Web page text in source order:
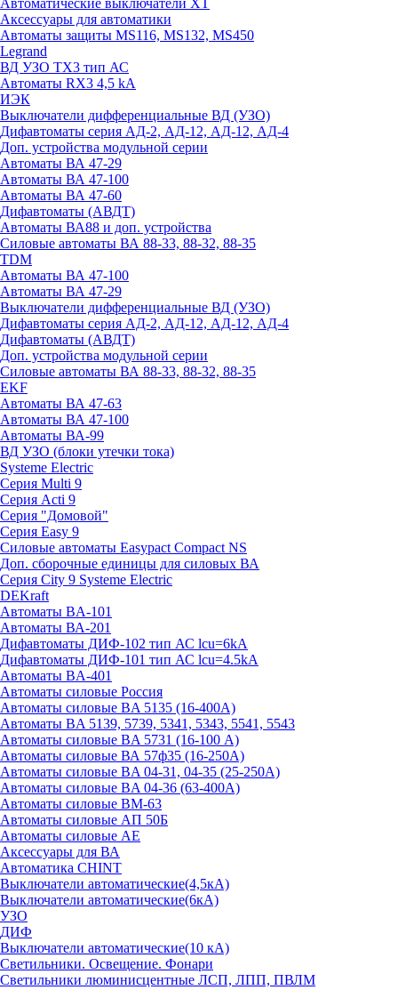
Автоматические выключатели XT
Аксессуары для автоматики
Автоматы защиты MS116, MS132, MS450
Legrand
ВД УЗО TX3 тип АС
Автоматы RX3 4,5 kA
ИЭК
Выключатели дифференциальные ВД (УЗО)
Дифавтоматы серия АД-2, АД-12, АД-12, АД-4
Доп. устройства модульной серии
Автоматы ВА 47-29
Автоматы ВА 47-100
Автоматы ВА 47-60
Дифавтоматы (АВДТ)
Автоматы ВА88 и доп. устройства
Силовые автоматы ВА 88-33, 88-32, 88-35
TDM
Автоматы ВА 47-100
Автоматы ВА 47-29
Выключатели дифференциальные ВД (УЗО)
Дифавтоматы серия АД-2, АД-12, АД-12, АД-4
Дифавтоматы (АВДТ)
Доп. устройства модульной серии
Силовые автоматы ВА 88-33, 88-32, 88-35
EKF
Автоматы ВА 47-63
Автоматы ВА 47-100
Автоматы ВА-99
ВД УЗО (блоки утечки тока)
Systeme Electric
Серия Multi 9
Серия Acti 9
Серия "Домовой"
Серия Easy 9
Силовые автоматы Easypact Compact NS
Доп. сборочные единицы для силовых ВА
Серия City 9 Systeme Electric
DEKraft
Автоматы BA-101
Автоматы ВА-201
Дифавтоматы ДИФ-102 тип АС lcu=6kA
Дифавтоматы ДИФ-101 тип АС lcu=4.5kA
Автоматы BA-401
Автоматы силовые Россия
Автоматы силовые BA 5135 (16-400А)
Автоматы BA 5139, 5739, 5341, 5343, 5541, 5543
Автоматы силовые BA 5731 (16-100 А)
Автоматы силовые ВА 57ф35 (16-250А)
Автоматы силовые BA 04-31, 04-35 (25-250А)
Автоматы силовые BA 04-36 (63-400А)
Автоматы силовые ВМ-63
Автоматы силовые АП 50Б
Автоматы силовые АЕ
Аксессуары для ВА
Автоматика CHINT
Выключатели автоматические(4,5кА)
Выключатели автоматические(6кА)
УЗО
ДИФ
Выключатели автоматические(10 кА)
Светильники. Освещение. Фонари
Светильники люминисцентные ЛСП, ЛПП, ПВЛМ